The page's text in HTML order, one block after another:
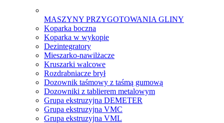
MASZYNY PRZYGOTOWANIA GLINY
Koparka boczna
Koparka w wykopie
Dezintegratory
Mieszarko-nawilżacze
Kruszarki walcowe
Rozdrabniacze brył
Dozownik taśmowy z taśmą gumową
Dozowniki z tablierem metalowym
Grupa ekstruzyjna DEMETER
Grupa ekstruzyjna VMC
Grupa ekstruzyjna VML